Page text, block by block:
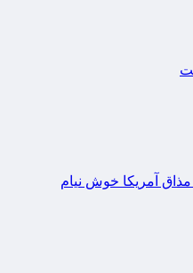
آمریکا خوش نیام